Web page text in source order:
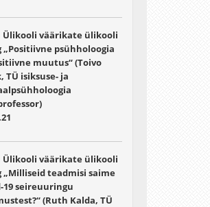
Ülikooli väärikate ülikooli
„Positiivne psühholoogia
muutus“ (Toivo
TÜ isiksuse- ja
Ülikooli väärikate ülikooli
„Milliseid teadmisi saime
19 seireuuringu
(Ruth Kalda, TÜ